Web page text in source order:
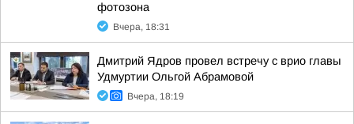
фотозона
Вчера, 18:31
Дмитрий Ядров провел встречу с врио главы
Удмуртии Ольгой Абрамовой
Вчера, 18:19